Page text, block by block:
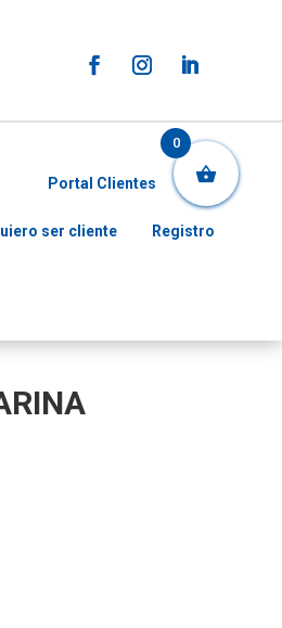
Portal Clientes
ser cliente Registro
0